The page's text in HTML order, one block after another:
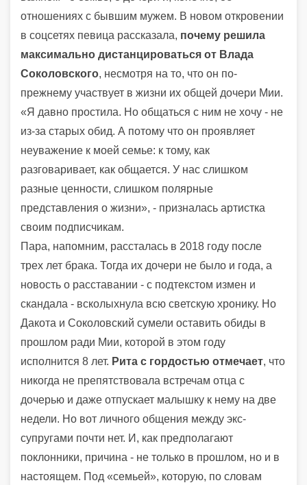
отношениях с бывшим мужем. В новом откровении
в соцсетях певица рассказала, почему решила
максимально дистанцироваться от Влада
Соколовского, несмотря на то, что он по-
прежнему участвует в жизни их общей дочери Мии.
«Я давно простила. Но общаться с ним не хочу - не
из-за старых обид. А потому что он проявляет
неуважение к моей семье: к тому, как
разговаривает, как общается. У нас слишком
разные ценности, слишком полярные
представления о жизни», - призналась артистка
своим подписчикам.
Пара, напомним, рассталась в 2018 году после
трех лет брака. Тогда их дочери не было и года, а
новость о расставании - с подтекстом измен и
скандала - всколыхнула всю светскую хронику. Но
Дакота и Соколовский сумели оставить обиды в
прошлом ради Мии, которой в этом году
исполнится 8 лет. Рита с гордостью отмечает, что
никогда не препятствовала встречам отца с
дочерью и даже отпускает малышку к нему на две
недели. Но вот личного общения между экс-
супругами почти нет. И, как предполагают
поклонники, причина - не только в прошлом, но и в
настоящем. Под «семьей», которую, по словам